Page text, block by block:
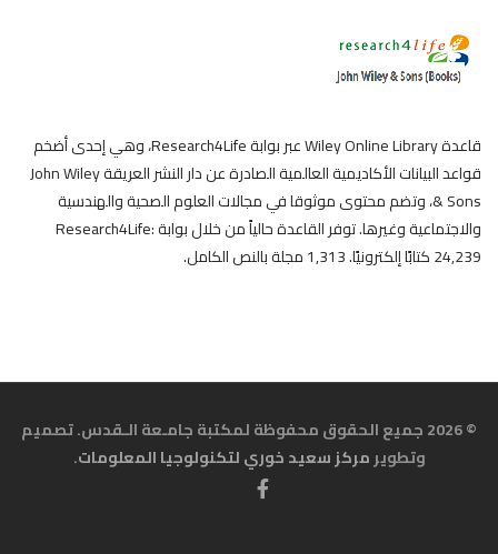
قاعدة Wiley Online Library عبر بوابة Research4Life، وهي إحدى أضخم
قواعد البيانات الأكاديمية العالمية الصادرة عن دار النشر العريقة John Wiley
& Sons، وتضم محتوى موثوقا في مجالات العلوم الصحية والهندسية
والاجتماعية وغيرها. توفر القاعدة حالياً من خلال بوابة Research4Life:
24,239 كتابًا إلكترونيًا. 1,313 مجلة بالنص الكامل.
© 2026 جميع الحقوق محفوظة لمكتبة جامـعة الـقدس. تصميم
وتطويرمركز سعيد خوري لتكنولوجيا المعلومات.